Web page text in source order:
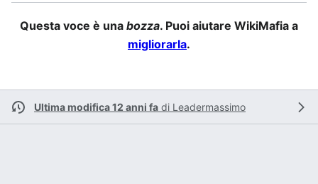
Questa voce è una bozza. Puoi aiutare WikiMafia a
migliorarla.
Ultima modifica 12 anni fa di Leadermassimo